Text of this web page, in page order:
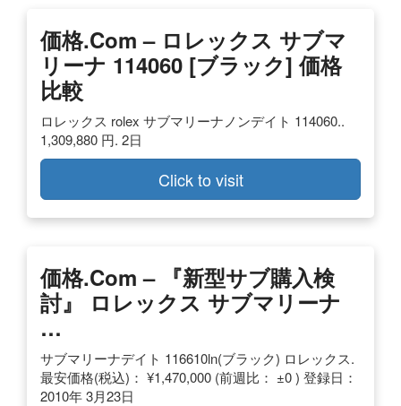
価格.com – ロレックス サブマ
リーナ 114060 [ブラック] 価格
比較
ロレックス rolex サブマリーナノンデイト 114060..
1,309,880 円. 2日
Click to visit
価格.com – 『新型サブ購入検
討』 ロレックス サブマリーナ
…
サブマリーナデイト 116610ln(ブラック) ロレックス.
最安価格(税込)： ¥1,470,000 (前週比： ±0 ) 登録日：
2010年 3月23日